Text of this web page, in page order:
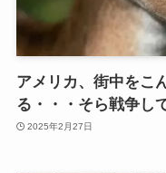
アメリカ、街中をこ
る・・・そら戦争し
2025年2月27日